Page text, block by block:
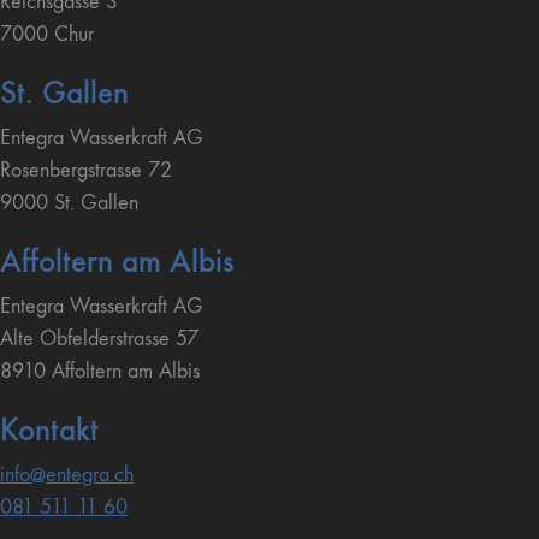
7000 Chur
St. Gallen
Entegra Wasserkraft AG
Rosenbergstrasse 72
9000 St. Gallen
Affoltern am Albis
Entegra Wasserkraft AG
Alte Obfelderstrasse 57
8910 Affoltern am Albis
Kontakt
info@entegra.ch
081 511 11 60